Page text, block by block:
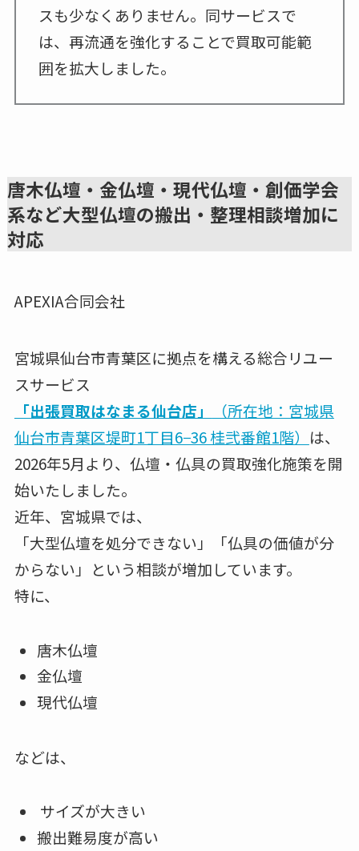
スも少なくありません。同サービスで
は、再流通を強化することで買取可能範
囲を拡大しました。
唐木仏壇・金仏壇・現代仏壇・創価学会
系など大型仏壇の搬出・整理相談増加に
対応
APEXIA合同会社
宮城県仙台市青葉区に拠点を構える総合リユー
スサービス
「出張買取はなまる仙台店」
（所在地：宮城県
仙台市青葉区堤町1丁目6−36 桂弐番館1階） は、
2026年5月より、仏壇・仏具の買取強化施策を開
始いたしました。
近年、宮城県では、
「大型仏壇を処分できない」「仏具の価値が分
からない」という相談が増加しています。
特に、
唐木仏壇
金仏壇
現代仏壇
などは、
サイズが大きい
搬出難易度が高い